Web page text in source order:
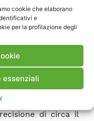
cookie che elaborano
e
per la profilazione degli
essenziali
zone sono state
non allagabili.
e l’affidabilità del
italiane centrali),
di letteratura
modelli numerici
dell’area
storiche
di circa il